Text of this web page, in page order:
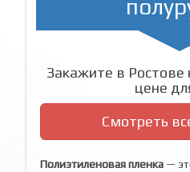
Закажите в Ростове
цене
Смотреть
Полиэтиленовая пленка —